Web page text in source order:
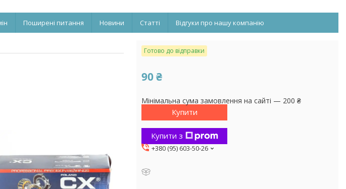
Поширені питання Новини Статті Відгуки про нашу компанію
Готово до відправки
90 ₴
Мінімальна сума замовлення на сайті — 200 ₴
Купити
Купити з
+380 (95) 603-50-26